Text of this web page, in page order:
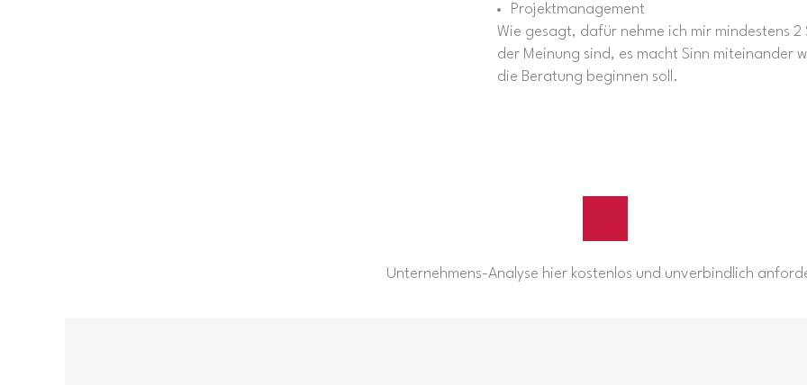
Projektmanagement
Wie gesagt, dafür nehme ich mir mindestens
der Meinung sind, es macht Sinn miteinander
die Beratung beginnen soll.
Unternehmens-Analyse hier kostenlos und unverbindlich